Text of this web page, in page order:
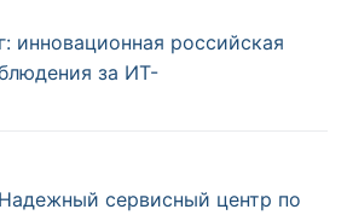
инновационная российская
за ИТ-
сервисный центр по